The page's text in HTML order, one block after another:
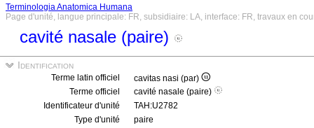
Terminologia Anatomica Humana
Page d'unité, langue principale: FR, subsidiaire: LA, interface: FR, travaux en
cavité nasale (paire)
Identification
Terme latin officiel
cavitas nasi (par)
Terme officiel
cavité nasale (paire)
Identificateur d'unité
TAH:U2782
Type d'unité
paire